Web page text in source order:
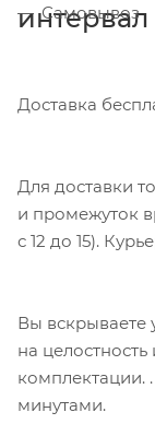
Самовывоз
Доставка
Для доставки
и промежуток
с 12 до 15).
Вы вскрываете
на целостность
комплектации.
минутами.